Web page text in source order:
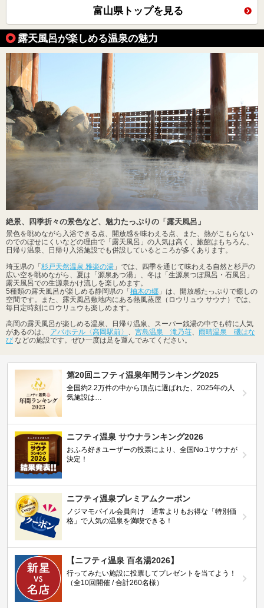
富山県トップを見る
露天風呂が楽しめる温泉の魅力
絶景、四季折々の景色など、魅力たっぷりの「露天風呂」
景色を眺めながら入浴できる点、開放感を味わえる点、また、熱がこもらない
のでのぼせにくいなどの理由で「露天風呂」の人気は高く、旅館はもちろん、
日帰り温泉、日帰り入浴施設でも併設しているところが多くあります。
埼玉県の「 杉戸天然温泉 雅楽の湯 」では、四季を通じて味わえる自然と杉戸の
広い空を眺めながら、夏は「源泉あつ湯」、冬は「生源泉つぼ風呂・石風呂」
露天風呂での生源泉かけ流しを楽しめます。
5種類の露天風呂が楽しめる静岡県の「 柚木の郷 」は、開放感たっぷりで癒しの
空間です。また、露天風呂敷地内にある熱風蒸屋（ロウリュウ サウナ）では、
毎日定時刻にロウリュウも楽しめます。
高岡の露天風呂が楽しめる温泉、日帰り温泉、スーパー銭湯の中でも特に人気
があるのは、 アパホテル〈高岡駅前〉 、 宮島温泉 滝乃荘、 雨晴温泉 磯はな
び などの施設です。ぜひ一度は足を運んでみてください。
第20回ニフティ温泉年間ランキング2025
全国約2.2万件の中から頂点に選ばれた、2025年の人
気施設は…
ニフティ温泉 サウナランキング2026
おふろ好きユーザーの投票により、全国No.1サウナが
決定！
ニフティ温泉プレミアムクーポン
ノジマモバイル会員向け 通常よりもお得な「特別価
格」で人気の温泉を満喫できる！
【ニフティ温泉 百名湯2026】
行ってみたい施設に投票してプレゼントを当てよう！
（全10回開催 / 合計260名様）